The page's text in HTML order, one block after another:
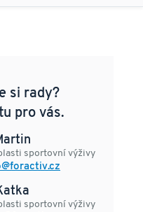
si rady?
pro vás.
sportovní výživy
sportovní výživy